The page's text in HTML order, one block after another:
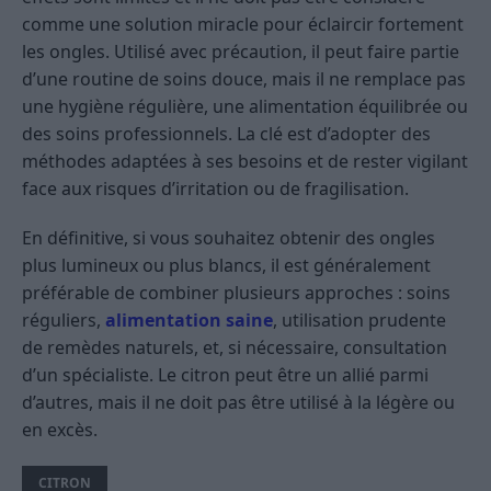
comme une solution miracle pour éclaircir fortement
les ongles. Utilisé avec précaution, il peut faire partie
d’une routine de soins douce, mais il ne remplace pas
une hygiène régulière, une alimentation équilibrée ou
des soins professionnels. La clé est d’adopter des
méthodes adaptées à ses besoins et de rester vigilant
face aux risques d’irritation ou de fragilisation.
En définitive, si vous souhaitez obtenir des ongles
plus lumineux ou plus blancs, il est généralement
préférable de combiner plusieurs approches : soins
réguliers, alimentation saine, utilisation prudente
de remèdes naturels, et, si nécessaire, consultation
d’un spécialiste. Le citron peut être un allié parmi
d’autres, mais il ne doit pas être utilisé à la légère ou
en excès.
CITRON